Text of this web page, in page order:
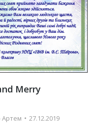
Merry
Артем 27.12.2019